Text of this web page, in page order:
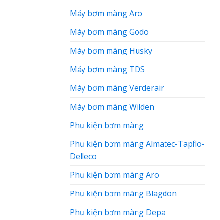
Máy bơm màng Aro
Máy bơm màng Godo
Máy bơm màng Husky
Máy bơm màng TDS
Máy bơm màng Verderair
Máy bơm màng Wilden
Phụ kiện bơm màng
Phụ kiện bơm màng Almatec-Tapflo-
Delleco
Phụ kiện bơm màng Aro
Phụ kiện bơm màng Blagdon
Phụ kiện bơm màng Depa